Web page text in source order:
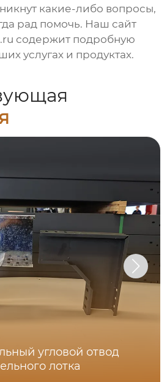
какие-либо вопросы,
рад помочь. Наш сайт
содержит подробную
услугах и продуктах.
угловой отвод
лотка